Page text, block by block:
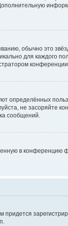
обычно это
для каждого
не засоряйте
сообщений.
в